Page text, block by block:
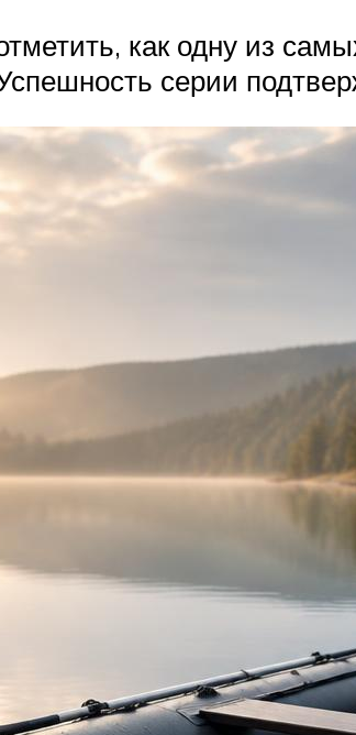
как одну из
серии